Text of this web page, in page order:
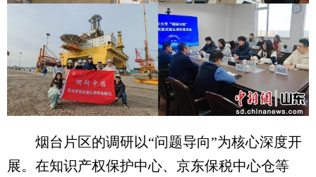
烟台片区的调研以“问题导向”为核心深度开
展。在知识产权保护中心、京东保税中心仓等